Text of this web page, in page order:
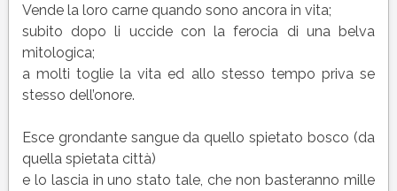
Vende la loro carne quando sono ancora in vita;
subito dopo li uccide con la ferocia di una belva
mitologica;
a molti toglie la vita ed allo stesso tempo priva se
stesso dell’onore.
Esce grondante sangue da quello spietato bosco (da
quella spietata città)
e lo lascia in uno stato tale, che non basteranno mille